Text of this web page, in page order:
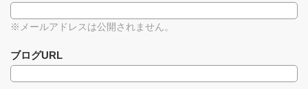
※メールアドレスは公開されません。
ブログURL